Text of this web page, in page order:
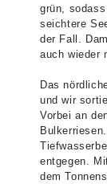
grün,
seichtere
der Fall.
auch wieder
Das
und wir
Vorbei an
entgegen.
dem